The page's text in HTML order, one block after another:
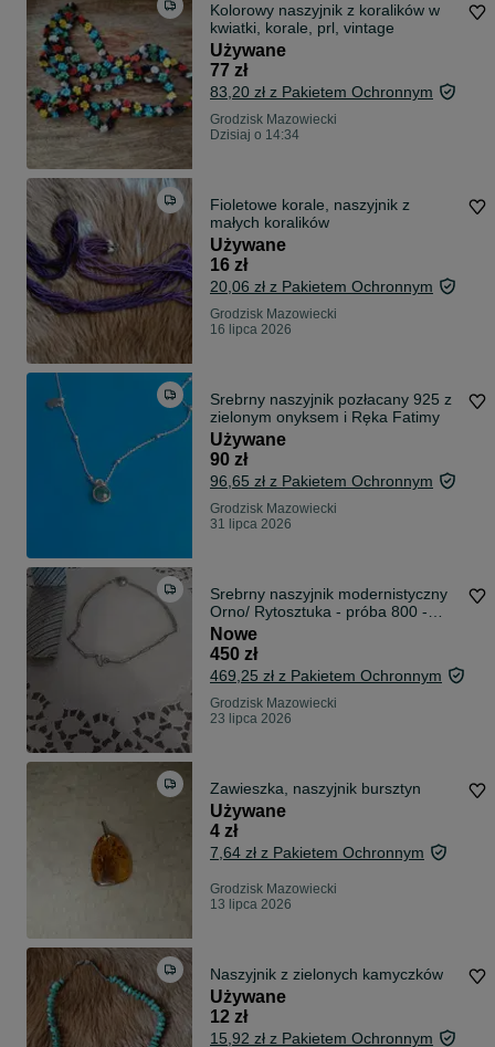
Kolorowy naszyjnik z koralików w
kwiatki, korale, prl, vintage
Używane
77 zł
83,20 zł z Pakietem Ochronnym
Grodzisk Mazowiecki
Dzisiaj o 14:34
Fioletowe korale, naszyjnik z
małych koralików
Używane
16 zł
20,06 zł z Pakietem Ochronnym
Grodzisk Mazowiecki
16 lipca 2026
Srebrny naszyjnik pozłacany 925 z
zielonym onyksem i Ręka Fatimy
Używane
90 zł
96,65 zł z Pakietem Ochronnym
Grodzisk Mazowiecki
31 lipca 2026
Srebrny naszyjnik modernistyczny
Orno/ Rytosztuka - próba 800 -
PRL
Nowe
450 zł
469,25 zł z Pakietem Ochronnym
Grodzisk Mazowiecki
23 lipca 2026
Zawieszka, naszyjnik bursztyn
Używane
4 zł
7,64 zł z Pakietem Ochronnym
Grodzisk Mazowiecki
13 lipca 2026
Naszyjnik z zielonych kamyczków
Używane
12 zł
15,92 zł z Pakietem Ochronnym